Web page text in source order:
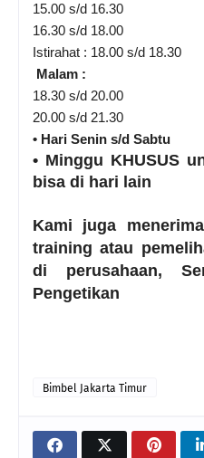
15.00 s/d 16.30
16.30 s/d 18.00
Istirahat : 18.00 s/d 18.30
Malam :
18.30 s/d 20.00
20.00 s/d 21.30
• Hari Senin s/d Sabtu
• Minggu KHUSUS
bisa di hari lain
Kami juga
training atau
di perusahaan,
Pengetikan
Bimbel Jakarta Timur